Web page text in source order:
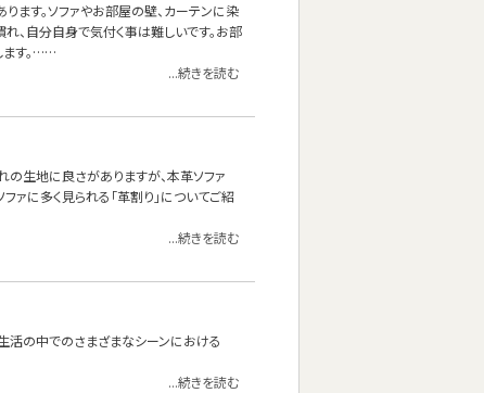
ます。ソファやお部屋の壁、カーテンに染
、自分自身で気付く事は難しいです。お部
ます。……
...続きを読む
の生地に良さがありますが、本革ソファ
ァに多く見られる「革割り」についてご紹
...続きを読む
活の中でのさまざまなシーンにおける
...続きを読む